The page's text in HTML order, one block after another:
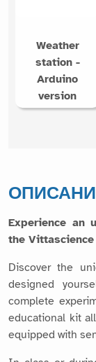
Weather
station -
Arduino
version
Experience an
the
Discover the
designed
complete
educational kit
equipped with